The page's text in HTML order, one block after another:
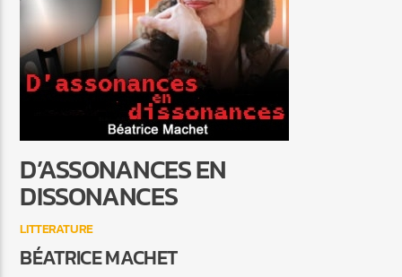
LATE NIGHT TALKING
HARRY STYLES
Agora Côte d’Azur
Agora Menton/Monaco
D’ASSONANCES EN
DISSONANCES
LITTERATURE
BÉATRICE MACHET